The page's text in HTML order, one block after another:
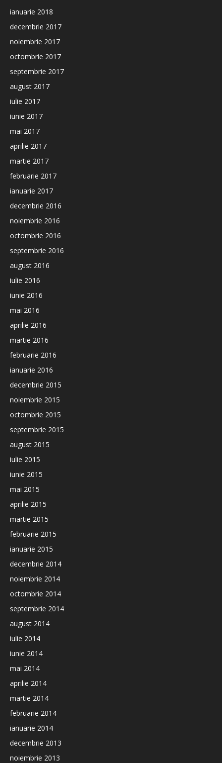
ianuarie 2018
decembrie 2017
noiembrie 2017
octombrie 2017
septembrie 2017
august 2017
iulie 2017
iunie 2017
mai 2017
aprilie 2017
martie 2017
februarie 2017
ianuarie 2017
decembrie 2016
noiembrie 2016
octombrie 2016
septembrie 2016
august 2016
iulie 2016
iunie 2016
mai 2016
aprilie 2016
martie 2016
februarie 2016
ianuarie 2016
decembrie 2015
noiembrie 2015
octombrie 2015
septembrie 2015
august 2015
iulie 2015
iunie 2015
mai 2015
aprilie 2015
martie 2015
februarie 2015
ianuarie 2015
decembrie 2014
noiembrie 2014
octombrie 2014
septembrie 2014
august 2014
iulie 2014
iunie 2014
mai 2014
aprilie 2014
martie 2014
februarie 2014
ianuarie 2014
decembrie 2013
noiembrie 2013